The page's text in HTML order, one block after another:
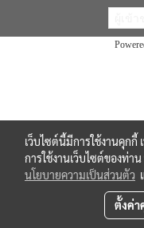
เว็บไซต์นี้มีการใช้งานคุก
การใช้งานเว็บไซต์ของท่า
นโยบายความเป็นส่วนตัว
ตั้งค่า